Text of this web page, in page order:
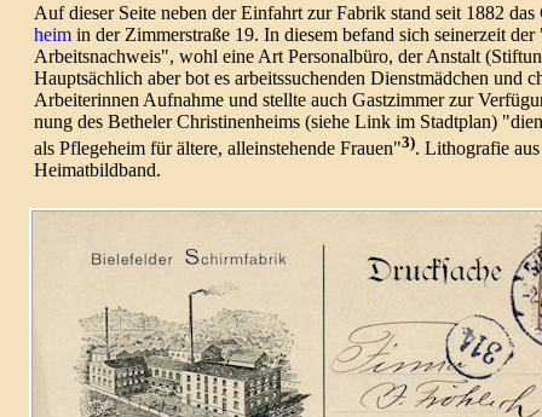
Auf dieser Seite neben der Einfahrt zur Fabrik stand seit 1882 das
heim in der Zimmer­straße 19. In diesem befand sich seiner­zeit
Arbeits­nach­weis", wohl eine Art Perso­nal­büro, der Anstalt
Haupt­säch­lich aber bot es arbeits­­suchen­­den Dienst­­mäd­­chen und
Arbei­­te­­rin­nen Auf­nahme und stellte auch Gast­­zimmer zur
nung des Bethe­­ler Chris­­ti­­nen­­heims (siehe Link im Stadt­plan)
als Pflege­­heim für ältere, allein­­ste­hende Frauen"3). Litho­grafie
Heimat­bild­band.